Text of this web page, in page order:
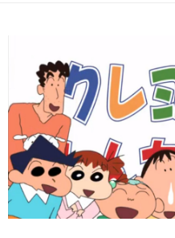
後付繳納相關費用。
※ 交易是否成功請以「AFTEE先享
是否繳費成功／繳費後需取消欲退
客戶支援中心」 https://
【注意事項】
１．透過由恩沛科技股份有限公司
易，需依本服務之必要範圍內提供
權轉讓予恩沛科技股份有限公司。
２．關於個人資料處理事宜，請瀏覽
https://aftee.tw/terms/#terms3
３．未成年的使用者請事先徵得法
付款後7-11取貨
每筆NT$70，滿NT$899(含以上
宅配
每筆NT$80，滿NT$899(含以上
國家/地區配送